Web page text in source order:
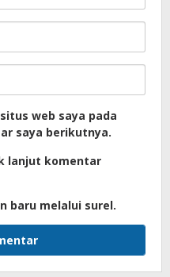
web saya pada
saya berikutnya.
lanjut komentar
baru melalui surel.